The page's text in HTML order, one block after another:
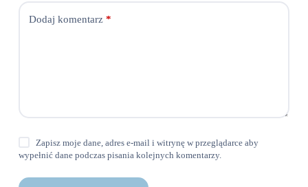
Dodaj komentarz*
Zapisz moje dane, adres e-mail i witrynę w przeglądarce aby
wypełnić dane podczas pisania kolejnych komentarzy.